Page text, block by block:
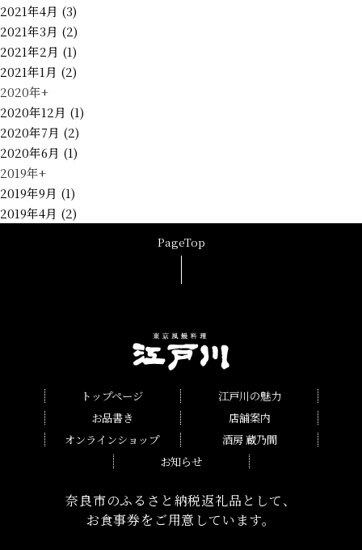
2021年4月 (3)
2021年3月 (2)
2021年2月 (1)
2021年1月 (2)
2020年+
2020年12月 (1)
2020年7月 (2)
2020年6月 (1)
2019年+
2019年9月 (1)
2019年4月 (2)
PageTop
トップページ
江戸川の魅力
お品書き
店舗案内
オンラインショップ
酒房 蔵乃間
お知らせ
奈良市のふるさと納税返礼品として、
お食事券をご用意しています。